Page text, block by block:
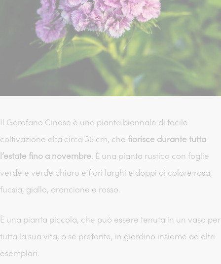
Il Garofano Cinese è una pianta biennale di facile
coltivazione alta circa 35 cm, che fiorisce durante tutta
l’estate fino a novembre. È una pianta rustica con foglie
verde e verde chiaro e fiori larghi e doppi di colore rosa,
fucsia, giallo, arancione e rosso.
È una pianta piccola, che può essere tenuta in un vaso per
tutta la sua vita, o se preferite, in giardino insieme ad altri
esemplari.